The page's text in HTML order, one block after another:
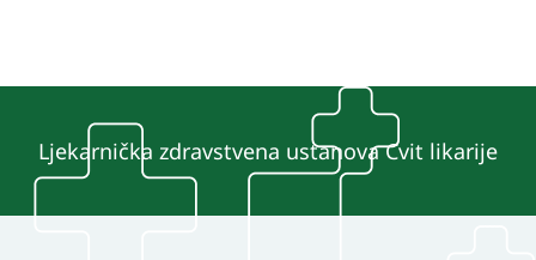
Ljekarnička zdravstvena ustanova Cvit likarije